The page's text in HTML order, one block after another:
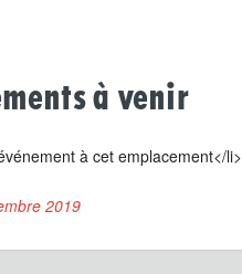
à venir
à cet emplacement</li>
2019